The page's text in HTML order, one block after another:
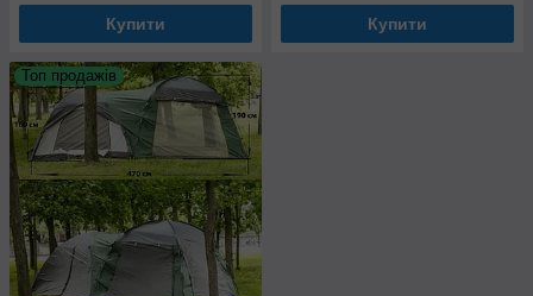
Купити Купити
Топ продажів